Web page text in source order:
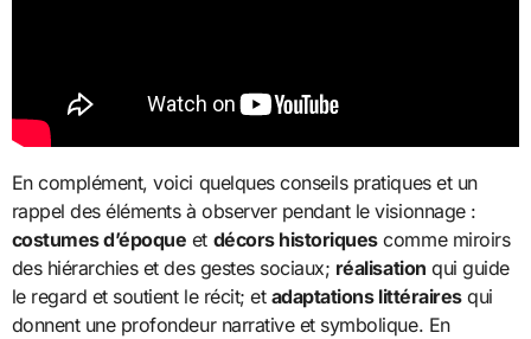
En complément, voici quelques conseils pratiques et un
rappel des éléments à observer pendant le visionnage :
costumes d’époque et décors historiquescomme miroirs
des hiérarchies et des gestes sociaux; réalisation qui guide
le regard et soutient le récit; et adaptations littérairesqui
donnent une profondeur narrative et symbolique. En